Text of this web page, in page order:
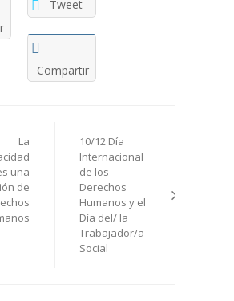
Tweet
Compartir
La
una
de
10/12 Día
Internacional
de los
Derechos
Humanos y el
Día del/ la
Trabajador/a
Social